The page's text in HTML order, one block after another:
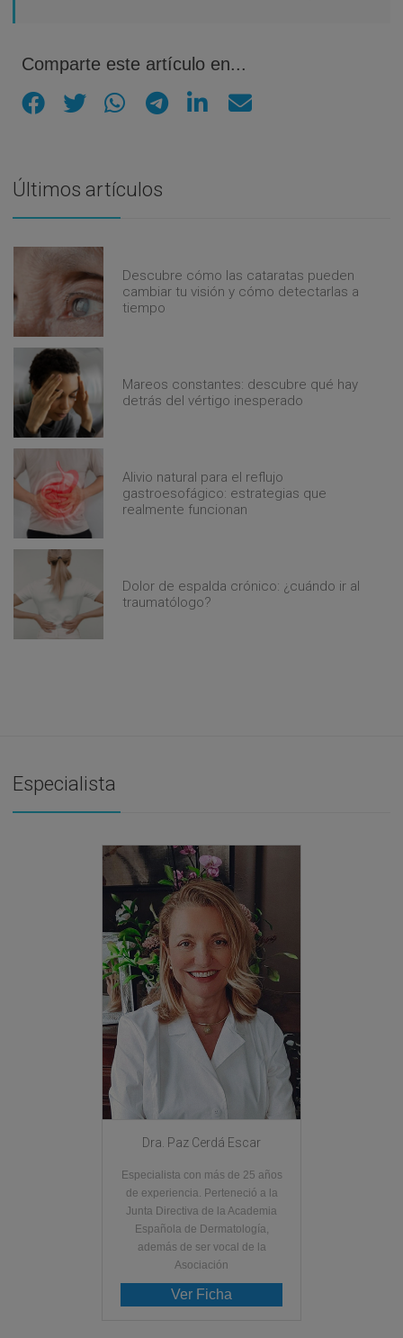
Comparte este artículo en...
Últimos artículos
Descubre cómo las cataratas pueden
cambiar tu visión y cómo detectarlas a
tiempo
Mareos constantes: descubre qué hay
detrás del vértigo inesperado
Alivio natural para el reflujo
gastroesofágico: estrategias que
realmente funcionan
Dolor de espalda crónico: ¿cuándo ir al
traumatólogo?
Especialista
Dra. Paz Cerdá Escar
Especialista con más de 25 años
de experiencia. Perteneció a la
Junta Directiva de la Academia
Española de Dermatología,
además de ser vocal de la
Asociación
Ver Ficha